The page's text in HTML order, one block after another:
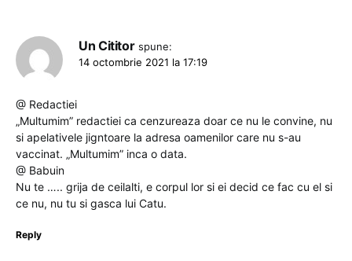
Un Cititor spune:
14 octombrie 2021 la 17:19
@ Redactiei
„Multumim” redactiei ca cenzureaza doar ce nu le convine, nu
si apelativele jigntoare la adresa oamenilor care nu s-au
vaccinat. „Multumim” inca o data.
@ Babuin
Nu te ….. grija de ceilalti, e corpul lor si ei decid ce fac cu el si
ce nu, nu tu si gasca lui Catu.
Reply